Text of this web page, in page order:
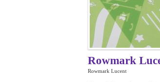
Rowmark
Rowmark Lucent